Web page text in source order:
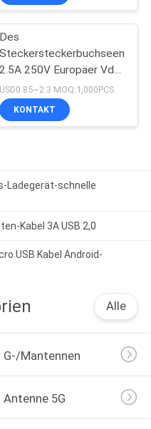
Des
Steckersteckerbuchseendes
2.5A 250V Europäer Vde
2PIN Schnur des
elektrischen Stroms für
Heizung
USD0.85~2.3 MOQ:1,000PCS
KONTAKT
Ladegerät-schnelle
Kabel 3A USB 2,0
USB Kabel Android-
Alle
G-/Mantennen
Antenne 5G